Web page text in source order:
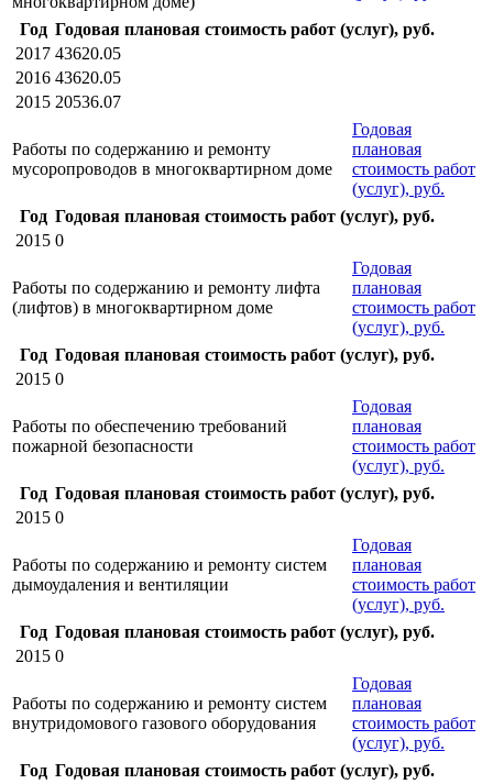
Год Годовая плановая стоимость работ (услуг), руб.
2017 43620.05
2016 43620.05
2015 20536.07
Работы по содержанию и ремонту
мусоропроводов в многоквартирном доме
Годовая
плановая
стоимость работ
(услуг), руб.
Год Годовая плановая стоимость работ (услуг), руб.
2015 0
Работы по содержанию и ремонту лифта
(лифтов) в многоквартирном доме
Годовая
плановая
стоимость работ
(услуг), руб.
Год Годовая плановая стоимость работ (услуг), руб.
2015 0
Работы по обеспечению требований
пожарной безопасности
Годовая
плановая
стоимость работ
(услуг), руб.
Год Годовая плановая стоимость работ (услуг), руб.
2015 0
Работы по содержанию и ремонту систем
дымоудаления и вентиляции
Годовая
плановая
стоимость работ
(услуг), руб.
Год Годовая плановая стоимость работ (услуг), руб.
2015 0
Работы по содержанию и ремонту систем
внутридомового газового оборудования
Годовая
плановая
стоимость работ
(услуг), руб.
Год Годовая плановая стоимость работ (услуг), руб.